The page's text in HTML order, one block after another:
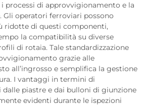
processi di approvvigionamento e la
Gli operatori ferroviari possono
ridotte di questi componenti,
la compatibilità su diverse
di rotaia. Tale standardizzazione
grazie alle
all’ingrosso e semplifica la gestione
I vantaggi in termini di
piastre e dai bulloni di giunzione
evidenti durante le ispezioni